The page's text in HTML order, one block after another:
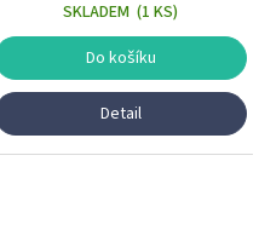
SKLADEM (1 KS)
Do košíku
Detail